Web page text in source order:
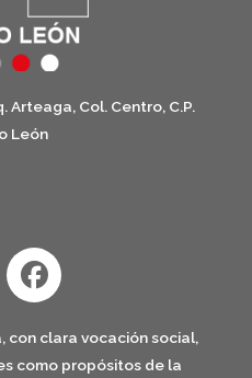
Arteaga, Col. Centro, C.P.
León
con clara vocación social,
como propósitos de la